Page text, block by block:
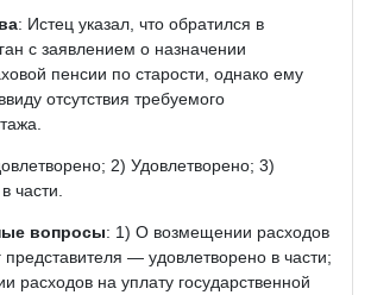
: Истец указал, что обратился в
с заявлением о назначении
пенсии по старости, однако ему
отсутствия требуемого
2) Удовлетворено; 3)
части.
вопросы: 1) О возмещении расходов
представителя — удовлетворено в части;
расходов на уплату государственной